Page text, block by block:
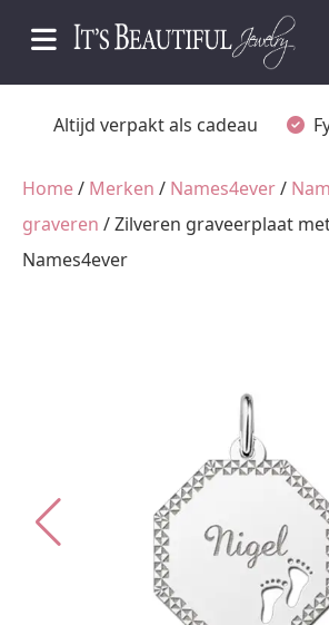
Fysieke winkel in Ommen
Home/ Merken / Names4ever/
graveren / Zilveren graveerplaat
Names4ever